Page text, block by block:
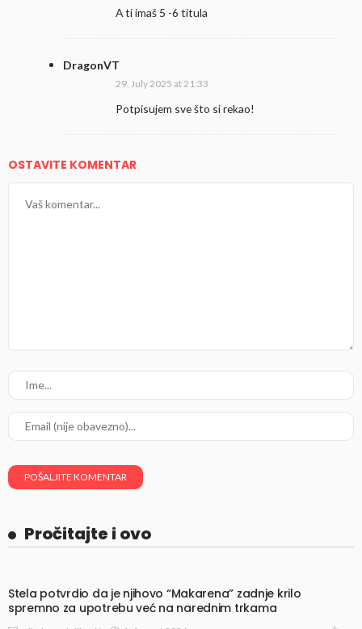
A ti imaš 5 -6 titula
DragonVT
29, July 2025 at 21:33
Potpisujem sve što si rekao!
OSTAVITE KOMENTAR
Pročitajte i ovo
Stela potvrdio da je njihovo “Makarena” zadnje krilo
spremno za upotrebu već na narednim trkama